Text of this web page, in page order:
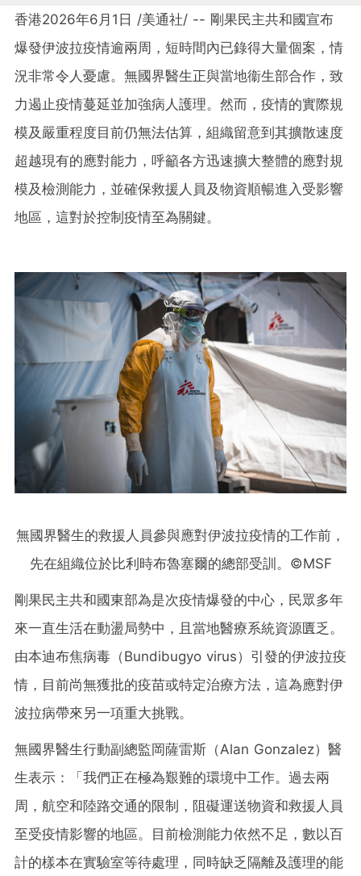
香港2026年6月1日 /美通社/ -- 剛果民主共和國宣布
爆發伊波拉疫情逾兩周，短時間內已錄得大量個案，情
況非常令人憂慮。無國界醫生正與當地衞生部合作，致
力遏止疫情蔓延並加強病人護理。然而，疫情的實際規
模及嚴重程度目前仍無法估算，組織留意到其擴散速度
超越現有的應對能力，呼籲各方迅速擴大整體的應對規
模及檢測能力，並確保救援人員及物資順暢進入受影響
地區，這對於控制疫情至為關鍵。
無國界醫生的救援人員參與應對伊波拉疫情的工作前，
先在組織位於比利時布魯塞爾的總部受訓。©MSF
剛果民主共和國東部為是次疫情爆發的中心，民眾多年
來一直生活在動盪局勢中，且當地醫療系統資源匱乏。
由本迪布焦病毒（Bundibugyo virus）引發的伊波拉疫
情，目前尚無獲批的疫苗或特定治療方法，這為應對伊
波拉病帶來另一項重大挑戰。
無國界醫生行動副總監岡薩雷斯（Alan Gonzalez）醫
生表示：「我們正在極為艱難的環境中工作。過去兩
周，航空和陸路交通的限制，阻礙運送物資和救援人員
至受疫情影響的地區。目前檢測能力依然不足，數以百
計的樣本在實驗室等待處理，同時缺乏隔離及護理的能